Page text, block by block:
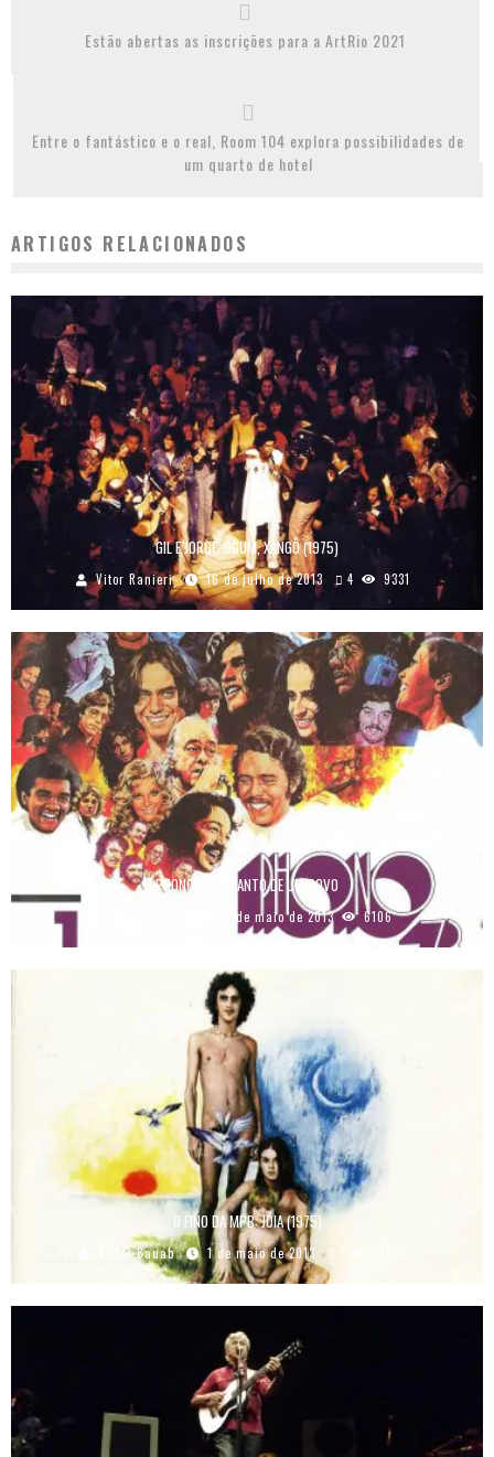
Estão abertas as inscrições para a ArtRio 2021
Entre o fantástico e o real, Room 104 explora possibilidades de
um quarto de hotel
ARTIGOS RELACIONADOS
GIL E JORGE: OGUM, XANGÔ (1975)
Vitor Ranieri 16 de julho de 2013 4 9331
PHONO 73, O CANTO DE UM POVO
9 de maio de 2013 6106
O FINO DA MPB: JÓIA (1975)
Victor Bauab 1 de maio de 2013